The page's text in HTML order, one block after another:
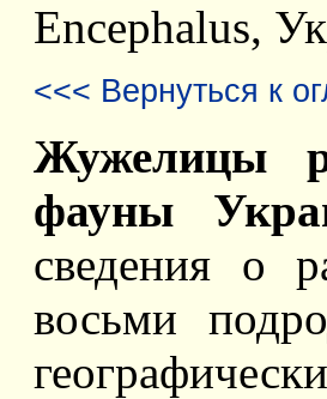
Encephalus,
<<< Вернуться к
Жужелицы
фауны
сведения о
восьми